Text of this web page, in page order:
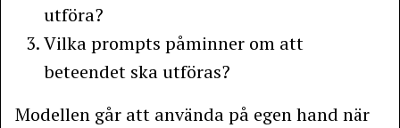
utföra?
Vilka prompts påminner om att
beteendet ska utföras?
Modellen går att använda på egen hand när